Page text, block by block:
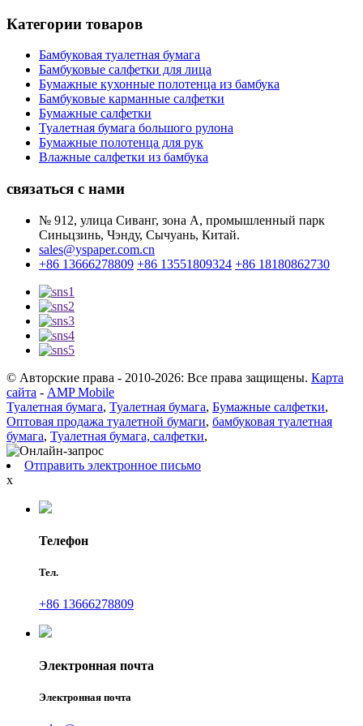
Категории товаров
Бамбуковая туалетная бумага
Бамбуковые салфетки для лица
Бумажные кухонные полотенца из бамбука
Бамбуковые карманные салфетки
Бумажные салфетки
Туалетная бумага большого рулона
Бумажные полотенца для рук
Влажные салфетки из бамбука
связаться с нами
№ 912, улица Сиванг, зона А, промышленный парк
Синьцзинь, Чэнду, Сычуань, Китай.
sales@yspaper.com.cn
+86 13666278809 +86 13551809324 +86 18180862730
© Авторские права - 2010-2026: Все права защищены. Карта
сайта - AMP Mobile
Туалетная бумага, Туалетная бумага, Бумажные салфетки,
Оптовая продажа туалетной бумаги, бамбуковая туалетная
бумага, Туалетная бумага, салфетки,
Отправить электронное письмо
x
Телефон
Тел.
+86 13666278809
Электронная почта
Электронная почта